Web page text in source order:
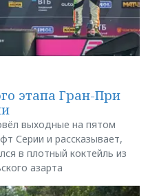
этапа Гран-При
выходные на пятом
Серии и рассказывает,
в плотный коктейль из
азарта